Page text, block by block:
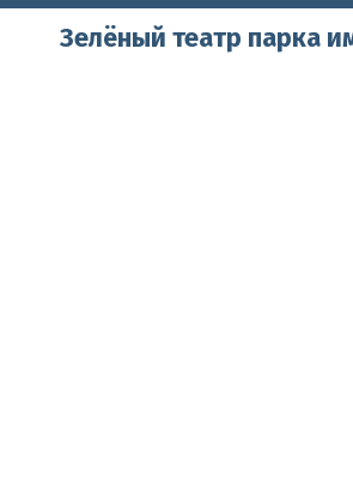
Зелёный театр парка